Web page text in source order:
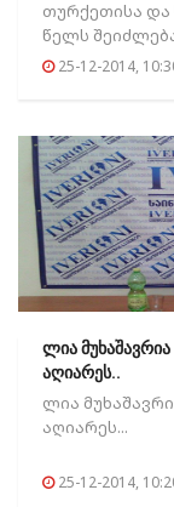
თურქეთისა და
წელს
25-12-2014,
ლია
აღიარეს..
ლია
აღიარეს...
25-12-2014,